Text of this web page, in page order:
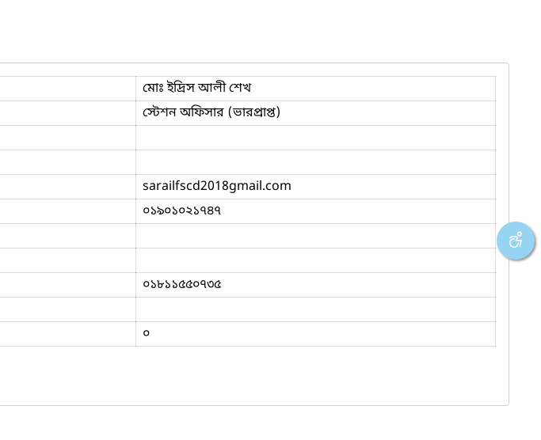
মোঃ ইদ্রিস আলী শেখ
স্টেশন অফিসার (ভারপ্রাপ্ত)
sarailfscd2018gmail.com
০১৯০১০২১৭৪৭
০১৮১১৫৫০৭৩৫
০